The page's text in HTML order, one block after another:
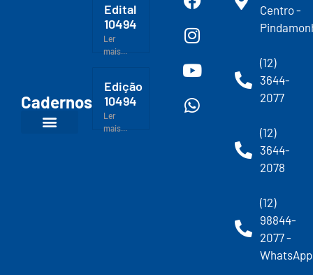
Cadernos
Edital
10494
Ler
mais...
Edição
10494
Ler
mais...
Centro -
(12)
3644-
2077
(12)
3644-
2078
(12)
98844-
2077 -
WhatsApp